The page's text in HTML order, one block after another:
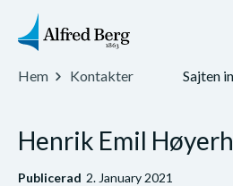
Sajten
Hem Kontakter
Henrik Emil
Publicerad 2. January 2021